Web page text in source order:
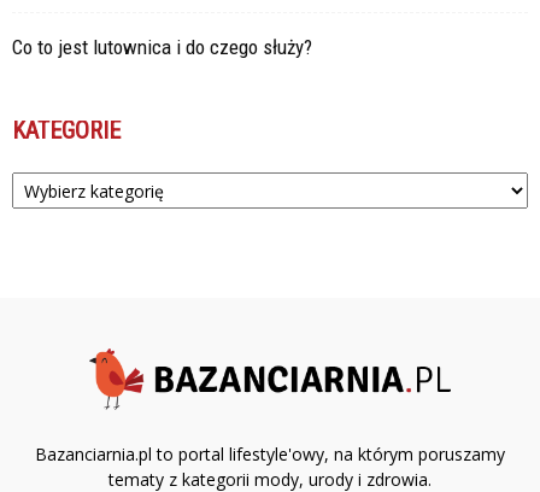
Co to jest lutownica i do czego służy?
KATEGORIE
Kategorie
Bazanciarnia.pl to portal lifestyle'owy, na którym poruszamy
tematy z kategorii mody, urody i zdrowia.